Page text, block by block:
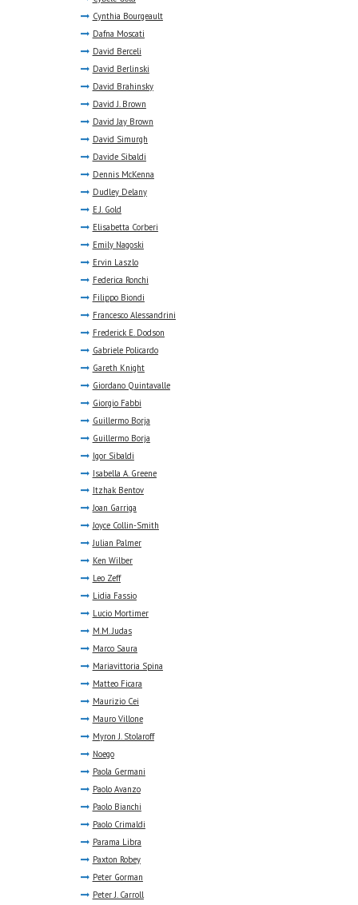
Cynthia Bourgeault
Dafna Moscati
David Berceli
David Berlinski
David Brahinsky
David J. Brown
David Jay Brown
David Simurgh
Davide Sibaldi
Dennis McKenna
Dudley Delany
E.J. Gold
Elisabetta Corberi
Emily Nagoski
Ervin Laszlo
Federica Ronchi
Filippo Biondi
Francesco Alessandrini
Frederick E. Dodson
Gabriele Policardo
Gareth Knight
Giordano Quintavalle
Giorgio Fabbi
Guillermo Borja
Guillermo Borja
Igor Sibaldi
Isabella A. Greene
Itzhak Bentov
Joan Garriga
Joyce Collin-Smith
Julian Palmer
Ken Wilber
Leo Zeff
Lidia Fassio
Lucio Mortimer
M.M. Judas
Marco Saura
Mariavittoria Spina
Matteo Ficara
Maurizio Cei
Mauro Villone
Myron J. Stolaroff
Noego
Paola Germani
Paolo Avanzo
Paolo Bianchi
Paolo Crimaldi
Parama Libra
Paxton Robey
Peter Gorman
Peter J. Carroll